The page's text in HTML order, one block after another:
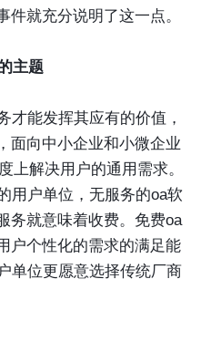
就充分说明了这一点。
主题
才能发挥其应有的价值，
面向中小企业和小微企业
上解决用户的通用需求。
用户单位，无服务的oa软
务就意味着收费。免费oa
户个性化的需求的满足能
单位更愿意选择传统厂商